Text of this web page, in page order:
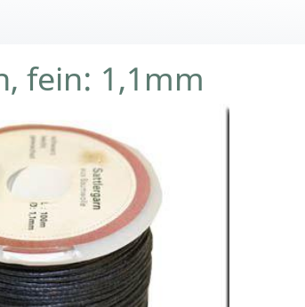
fein: 1,1mm